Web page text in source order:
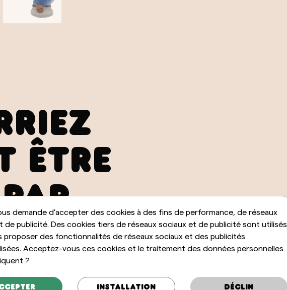
ÊTRE
demande d'accepter des cookies à des fins de performance, de réseaux
de publicité. Des cookies tiers de réseaux sociaux et de publicité sont utilisés
proposer des fonctionnalités de réseaux sociaux et des publicités
Acceptez-vous ces cookies et le traitement des données personnelles
?
Installation Déclin